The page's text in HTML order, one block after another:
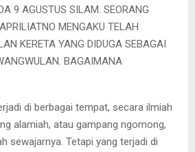
9 AGUSTUS SILAM. SEORANG
MENGAKU TELAH
KERETA YANG DIDUGA SEBAGAI
BAGAIMANA
di berbagai tempat, secara ilmiah
alamiah, atau gampang ngomong,
sewajarnya. Tetapi yang terjadi di